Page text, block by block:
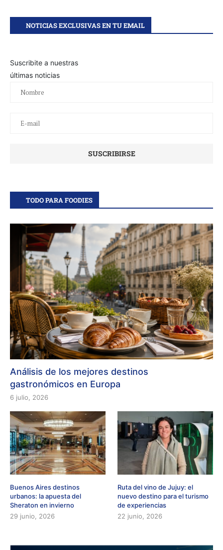
NOTICIAS EXCLUSIVAS EN TU EMAIL
Suscribite a nuestras
últimas noticias
TODO PARA FOODIES
Análisis de los mejores destinos
gastronómicos en Europa
6 julio, 2026
Buenos Aires destinos
urbanos: la apuesta del
Sheraton en invierno
29 junio, 2026
Ruta del vino de Jujuy: el
nuevo destino para el turismo
de experiencias
22 junio, 2026